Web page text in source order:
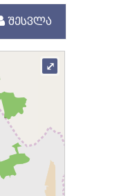
ᲨᲔᲡᲕᲚᲐ
⤢